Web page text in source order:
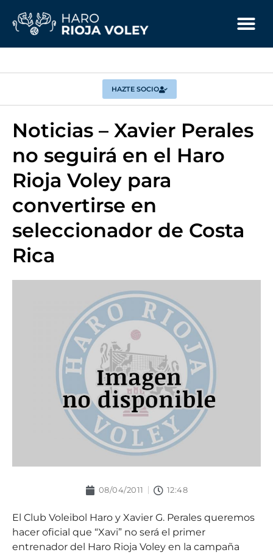
HAZTE SOCIO
Noticias – Xavier Perales
no seguirá en el Haro
Rioja Voley para
convertirse en
seleccionador de Costa
Rica
08/04/2011 12:48
El Club Voleibol Haro y Xavier G. Perales queremos
hacer oficial que “Xavi” no será el primer
entrenador del Haro Rioja Voley en la campaña